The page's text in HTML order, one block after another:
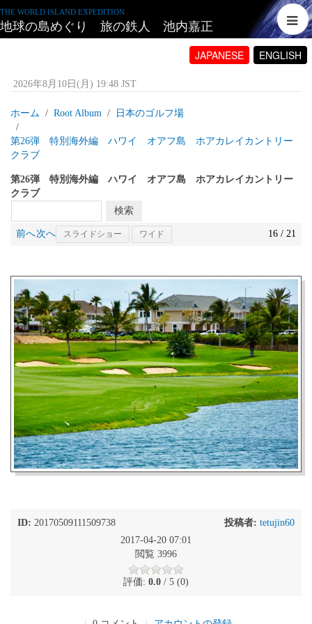
THE WORLD ISLAND EXPEDITION
地球の島めぐり 旅の鉄人 池内嘉正
JAPANESE ENGLISH
2026年8月10日(月) 19:48 JST
ホーム Root Album 日本のゴルフ場
第26弾 特別海外編 ハワイ オアフ島 ホアカレイカントリー
クラブ
第26弾 特別海外編 ハワイ オアフ島 ホアカレイカントリー
クラブ
前へ次へ スライドショー ワイド 16 / 21
ID: 20170509111509738 投稿者: tetujin60
2017-04-20 07:01
閲覧 3996
評価: 0.0 / 5 (0)